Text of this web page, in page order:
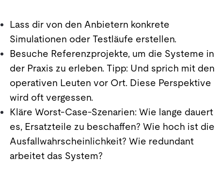
Lass dir von den Anbietern konkrete
Simulationen oder Testläufe erstellen.
Besuche Referenzprojekte, um die Systeme in
der Praxis zu erleben. Tipp: Und sprich mit den
operativen Leuten vor Ort. Diese Perspektive
wird oft vergessen.
Kläre Worst-Case-Szenarien: Wie lange dauert
es, Ersatzteile zu beschaffen? Wie hoch ist die
Ausfallwahrscheinlichkeit? Wie redundant
arbeitet das System?